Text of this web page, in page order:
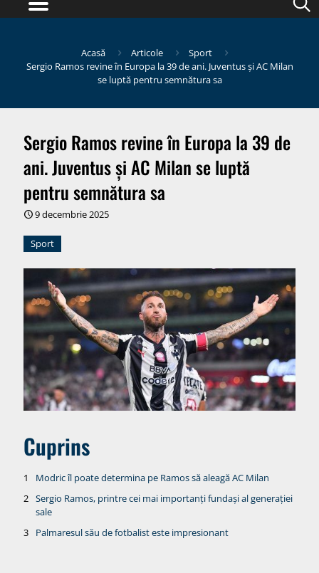
Acasă Articole
Sport
Sergio Ramos revine în Europa la 39 de ani. Juventus și AC Milan
se luptă pentru semnătura sa
Sergio Ramos revine în Europa la 39 de
ani. Juventus și AC Milan se luptă
pentru semnătura sa
9 decembrie 2025
Sport
Cuprins
Modric îl poate determina pe Ramos să aleagă AC Milan
Sergio Ramos, printre cei mai importanți fundași al generației
sale
Palmaresul său de fotbalist este impresionant